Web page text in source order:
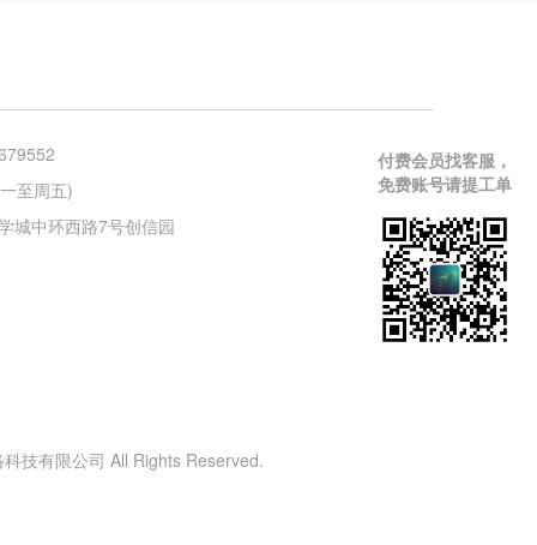
至周五)
城中环西路7号创信园
付费会员找客服，
免费账号请提工单
技有限公司 All Rights Reserved.